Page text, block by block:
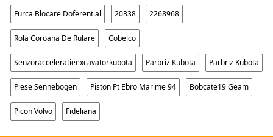
Furca Blocare Doferential 20338 2268968
Rola Coroana De Rulare Cobelco
Senzoracceleratieexcavatorkubota Parbriz Kubota Parbriz Kubota
Piese Sennebogen Piston Pt Ebro Marime 94 Bobcate19 Geam
Picon Volvo Fideliana